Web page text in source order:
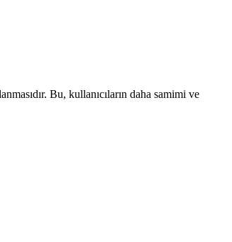
Bu, kullanıcıların daha samimi ve